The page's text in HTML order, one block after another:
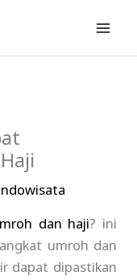
dan haji? ini
umroh dan
dapat dipastikan